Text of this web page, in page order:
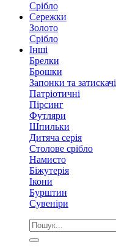
Срібло
Сережки
Золото
Срібло
Інші
Брелки
Брошки
Запонки та затискачі
Патріотичні
Пірсинг
Футляри
Шпильки
Дитяча серія
Столове срібло
Намисто
Біжутерія
Ікони
Бурштин
Сувеніри